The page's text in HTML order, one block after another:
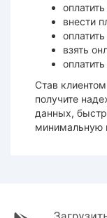
внести
взять
Став
получите
данных,
минимальную